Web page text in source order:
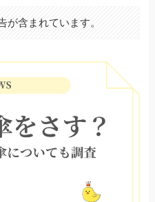
が含まれています。